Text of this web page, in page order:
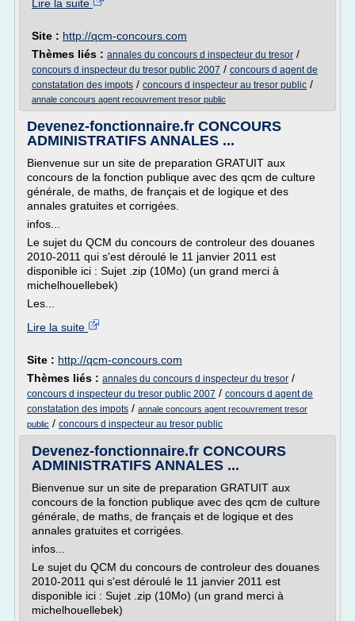
Lire la suite
Site : http://qcm-concours.com
Thèmes liés : annales du concours d inspecteur du tresor /
concours d inspecteur du tresor public 2007 / concours d agent de
constatation des impots / concours d inspecteur au tresor public /
annale concours agent recouvrement tresor public
Devenez-fonctionnaire.fr CONCOURS
ADMINISTRATIFS ANNALES ...
Bienvenue sur un site de preparation GRATUIT aux
concours de la fonction publique avec des qcm de culture
générale, de maths, de français et de logique et des
annales gratuites et corrigées.
infos...
Le sujet du QCM du concours de controleur des douanes
2010-2011 qui s'est déroulé le 11 janvier 2011 est
disponible ici : Sujet .zip (10Mo) (un grand merci à
michelhouellebek)
Les...
Lire la suite
Site : http://qcm-concours.com
Thèmes liés : annales du concours d inspecteur du tresor /
concours d inspecteur du tresor public 2007 / concours d agent de
constatation des impots / annale concours agent recouvrement tresor
public / concours d inspecteur au tresor public
Devenez-fonctionnaire.fr CONCOURS
ADMINISTRATIFS ANNALES ...
Bienvenue sur un site de preparation GRATUIT aux
concours de la fonction publique avec des qcm de culture
générale, de maths, de français et de logique et des
annales gratuites et corrigées.
infos...
Le sujet du QCM du concours de controleur des douanes
2010-2011 qui s'est déroulé le 11 janvier 2011 est
disponible ici : Sujet .zip (10Mo) (un grand merci à
michelhouellebek)